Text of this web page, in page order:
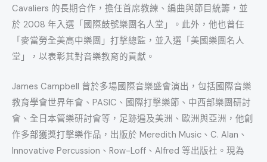
Cavaliers 的長期合作，擔任首席教練、編曲與節目統籌，並
於 2008 年入選「國際鼓號樂團名人堂」。此外，他也曾任
「麥當勞全美高中樂團」打擊總監，並入選「美國樂團名人
堂」，以表彰其對音樂教育的貢獻。
James Campbell 曾於多場國際音樂盛會演出，包括國際音樂
教育學會世界年會、PASIC、國際打擊樂節、中西部樂團研討
會、全日本管樂研討會等，足跡遍及美洲、歐洲與亞洲，他創
作多部獲獎打擊樂作品，出版於 Meredith Music、C. Alan、
Innovative Percussion、Row-Loff、Alfred 等出版社。現為